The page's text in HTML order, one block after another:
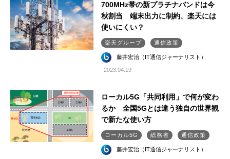
700MHz帯の新プラチナバンドは今
秋割当 端末出力に制約、楽天には
使いにくい？
楽天グループ 通信政策
藤井宏治（IT通信ジャーナリスト）
2023.04.19
ローカル5G「共同利用」で何が変わ
るか 全国5Gとは違う独自の世界観
で新たな使い方
ローカル5G 総務省 通信政策
藤井宏治（IT通信ジャーナリスト）